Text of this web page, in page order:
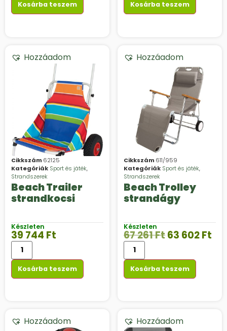
Kosárba teszem Kosárba teszem
Hozzáadom
Cikkszám 62125
Kategóriák Sport és játék,
Strandszerek
Beach Trailer
strandkocsi
Készleten
39 744 Ft
Kosárba teszem
Hozzáadom
Cikkszám 611/959
Kategóriák Sport és játék,
Strandszerek
Beach Trolley
strandágy
Készleten
67 261Ft63 602Ft
Kosárba teszem
Hozzáadom Hozzáadom